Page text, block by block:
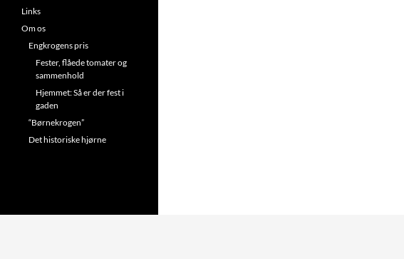
Links
Om os
Engkrogens pris
Fester, flåede tomater og
sammenhold
Hjemmet: Så er der fest i
gaden
“Børnekrogen”
Det historiske hjørne